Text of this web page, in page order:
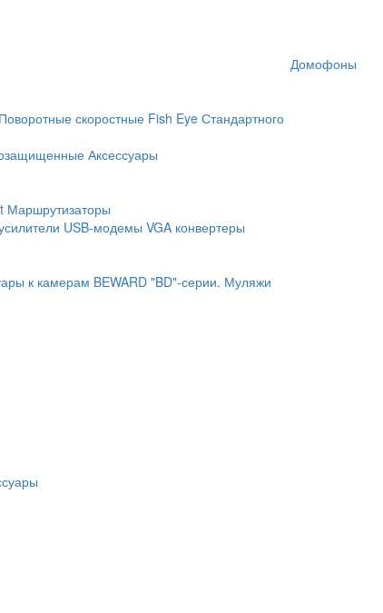
Домофоны
Поворотные скоростные Fish Eye Стандартного
Аксессуары
Маршрутизаторы
USB-модемы VGA конвертеры
к камерам BEWARD "BD"-серии. Муляжи